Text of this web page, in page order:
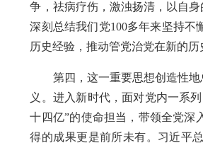
争，祛病疗伤，激浊扬清，以自
深刻总结我们党100多年来坚持
历史经验，推动管党治党在新的历
第四，这一重要思想创造性地
义。进入新时代，面对党内一系
十四亿”的使命担当，带领全党深
得的成果更是前所未有。习近平